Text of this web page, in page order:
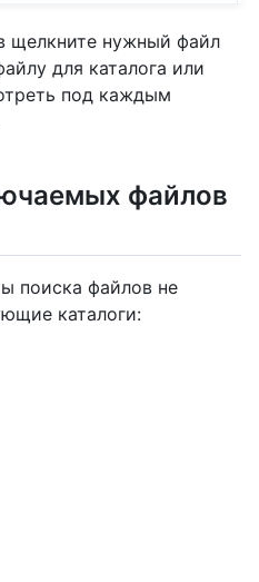
щелкните нужный файл
для каталога или
под каждым
файлов
поиска файлов не
каталоги: